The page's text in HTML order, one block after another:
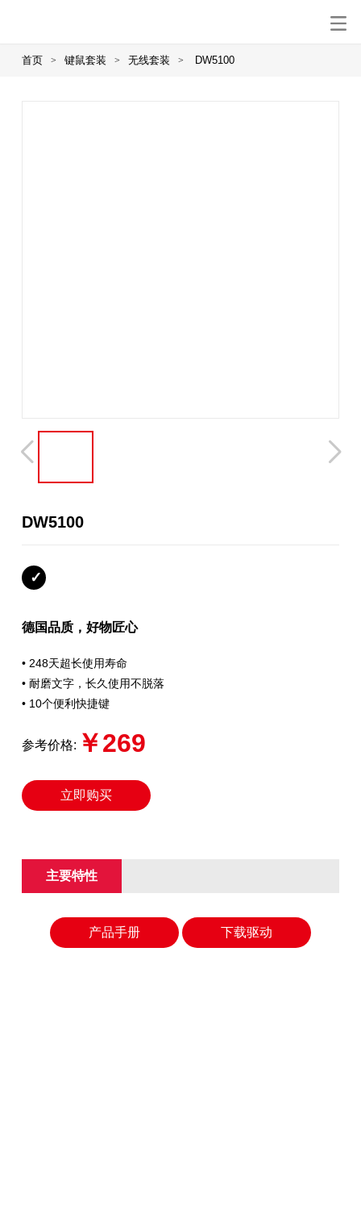
首页 > 键鼠套装 > 无线套装 > DW5100
DW5100
德国品质，好物匠心
• 248天超长使用寿命
• 耐磨文字，长久使用不脱落
• 10个便利快捷键
参考价格: ￥269
立即购买
主要特性
产品手册 下载驱动